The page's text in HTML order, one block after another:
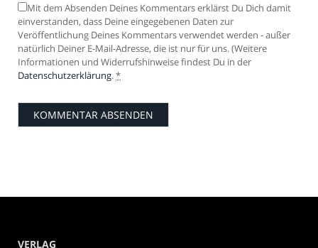
Mit dem Absenden Deines Kommentars erklärst Du Dich damit
einverstanden, dass Deine eingegebenen Daten zur
Veröffentlichung Deines Kommentars verwendet werden - außer
natürlich Deiner E-Mail-Adresse, die ist nur für uns. (Weitere
Informationen und Widerrufshinweise findest Du in der
Datenschutzerklärung.*
VERLAG